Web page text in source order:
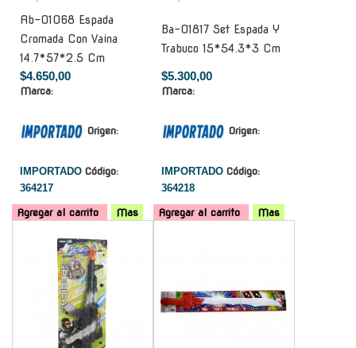
Ab-01068 Espada
Cromada Con Vaina
14.7*57*2.5 Cm
$4.650,00
Marca:
Origen:
IMPORTADO Código:
364217
Agregar al carrito Mas
Ba-01817 Set Espada Y
Trabuco 15*54.3*3 Cm
$5.300,00
Marca:
Origen:
IMPORTADO Código:
364218
Agregar al carrito
Mas